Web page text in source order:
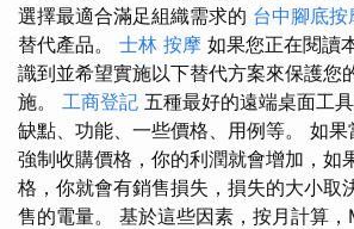
選擇最適合滿足組織需求的 台中腳底按
替代產品。 士林 按摩 如果您正在閱讀
識到並希望實施以下替代方案來保護您
施。 工商登記 五種最好的遠端桌面工
缺點、功能、一些價格、用例等。 如
強制收購價格，你的利潤就會增加，如
格，你就會有銷售損失，損失的大小取
售的電量。 基於這些因素，按月計算